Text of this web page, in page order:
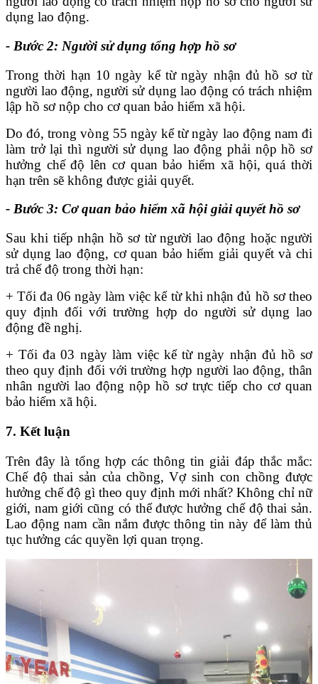
dụng lao động.
- Bước 2: Người sử dụng tổng hợp hồ sơ
Trong thời hạn 10 ngày kể từ ngày nhận đủ hồ sơ từ
người lao động, người sử dụng lao động có trách nhiệm
lập hồ sơ nộp cho cơ quan bảo hiểm xã hội.
Do đó, trong vòng 55 ngày kể từ ngày lao động nam đi
làm trở lại thì người sử dụng lao động phải nộp hồ sơ
hưởng chế độ lên cơ quan bảo hiểm xã hội, quá thời
hạn trên sẽ không được giải quyết.
- Bước 3: Cơ quan bảo hiểm xã hội giải quyết hồ sơ
Sau khi tiếp nhận hồ sơ từ người lao động hoặc người
sử dụng lao động, cơ quan bảo hiểm giải quyết và chi
trả chế độ trong thời hạn:
+ Tối đa 06 ngày làm việc kể từ khi nhận đủ hồ sơ theo
quy định đối với trường hợp do người sử dụng lao
động đề nghị.
+ Tối đa 03 ngày làm việc kể từ ngày nhận đủ hồ sơ
theo quy định đối với trường hợp người lao động, thân
nhân người lao động nộp hồ sơ trực tiếp cho cơ quan
bảo hiểm xã hội.
7. Kết luận
Trên đây là tổng hợp các thông tin giải đáp thắc mắc:
Chế độ thai sản của chồng, Vợ sinh con chồng được
hưởng chế độ gì theo quy định mới nhất? Không chỉ nữ
giới, nam giới cũng có thể được hưởng chế độ thai sản.
Lao động nam cần nắm được thông tin này để làm thủ
tục hưởng các quyền lợi quan trọng.